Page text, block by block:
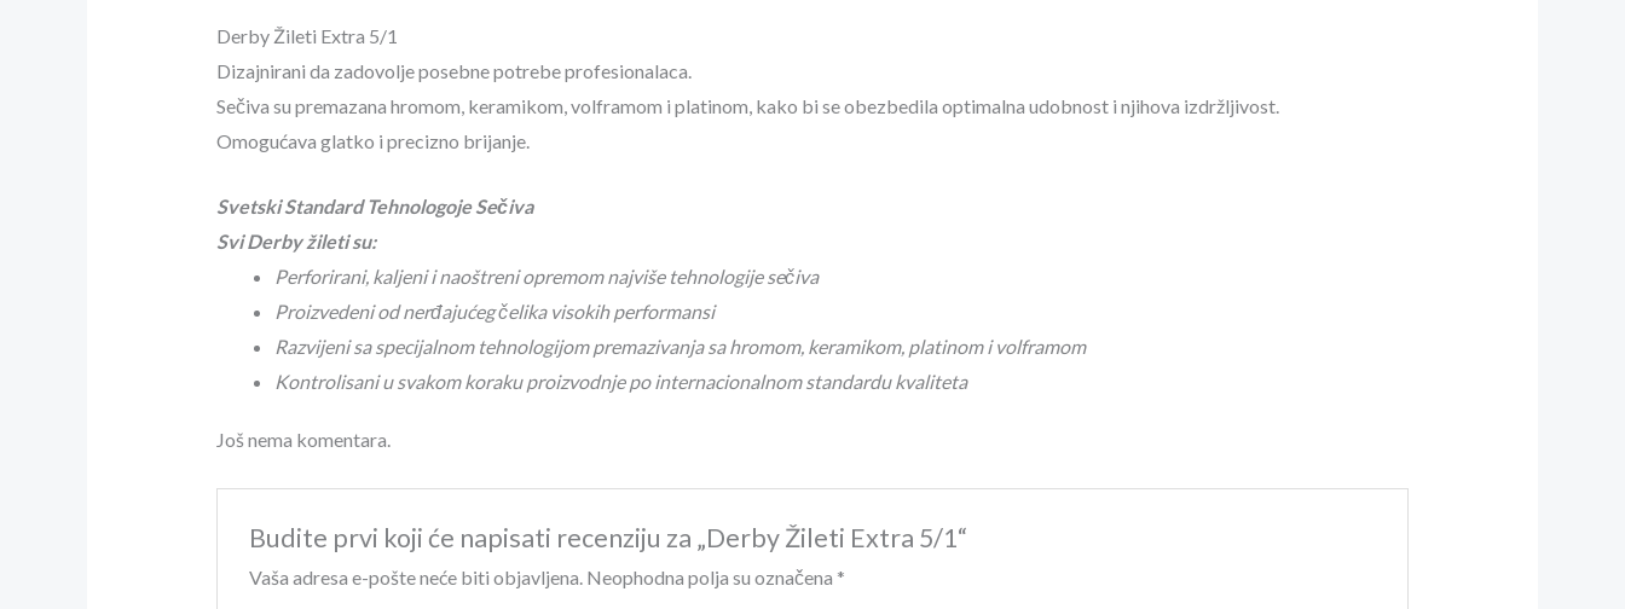
Derby Žileti Extra 5/1
Dizajnirani da zadovolje posebne potrebe profesionalaca.
Sečiva su premazana hromom, keramikom, volframom i platinom, kako bi se obezbedila optimalna udobnost i njihova izdržljivost.
Omogućava glatko i precizno brijanje.
Svetski Standard Tehnologoje Sečiva
Svi Derby žileti su:
Perforirani, kaljeni i naoštreni opremom najviše tehnologije sečiva
Proizvedeni od nerđajućeg čelika visokih performansi
Razvijeni sa specijalnom tehnologijom premazivanja sa hromom, keramikom, platinom i volframom
Kontrolisani u svakom koraku proizvodnje po internacionalnom standardu kvaliteta
Još nema komentara.
Budite prvi koji će napisati recenziju za „Derby Žileti Extra 5/1“
Vaša adresa e-pošte neće biti objavljena. Neophodna polja su označena *